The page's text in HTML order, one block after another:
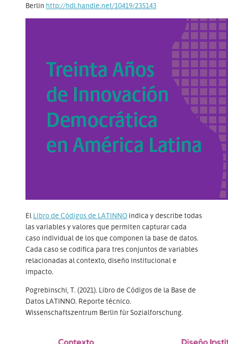
Berlin http://hdl.handle.net/10419/235143
El Libro de Códigos de LATINNO indica y describe todas
las variables y valores que permiten capturar cada
caso individual de los que componen la base de datos.
Cada caso se codifica para tres conjuntos de variables
relacionadas al contexto, diseño institucional e
impacto.
Pogrebinschi, T. (2021). Libro de Códigos de la Base de
Datos LATINNO. Reporte técnico.
Wissenschaftszentrum Berlin für Sozialforschung.